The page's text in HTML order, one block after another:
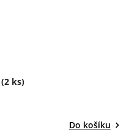
(2 ks)
Do košíku